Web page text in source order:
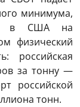
минимума,
в США на
физический
российская
за тонну —
российской
тонн.